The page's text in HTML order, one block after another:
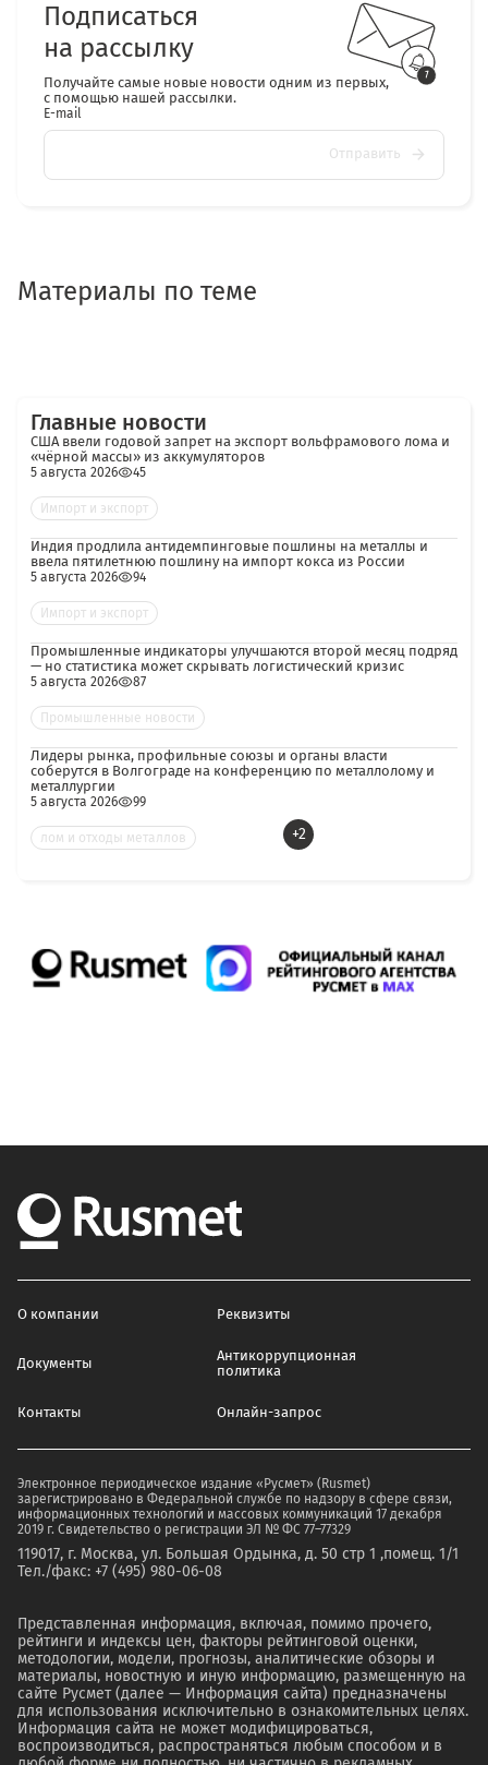
Подписаться
на рассылку
Получайте самые новые новости одним из первых,
с помощью нашей рассылки.
E-mail
Отправить
Материалы по теме
Главные новости
США ввели годовой запрет на экспорт вольфрамового лома и
«чёрной массы» из аккумуляторов
5 августа 2026 45
Импорт и экспорт
Индия продлила антидемпинговые пошлины на металлы и
ввела пятилетнюю пошлину на импорт кокса из России
5 августа 2026 94
Импорт и экспорт
Промышленные индикаторы улучшаются второй месяц подряд
— но статистика может скрывать логистический кризис
5 августа 2026 87
Промышленные новости
Лидеры рынка, профильные союзы и органы власти
соберутся в Волгограде на конференцию по металлолому и
металлургии
5 августа 2026 99
лом и отходы металлов +2
О компании Реквизиты
Документы
Антикоррупционная
политика
Контакты Онлайн-запрос
Электронное периодическое издание «Русмет» (Rusmet)
зарегистрировано в Федеральной службе по надзору в сфере связи,
информационных технологий и массовых коммуникаций 17 декабря
2019 г. Свидетельство о регистрации ЭЛ № ФС 77–77329
119017, г. Москва, ул. Большая Ордынка, д. 50 стр 1 ,помещ. 1/1
Тел./факс: +7 (495) 980-06-08
Представленная информация, включая, помимо прочего,
рейтинги и индексы цен, факторы рейтинговой оценки,
методологии, модели, прогнозы, аналитические обзоры и
материалы, новостную и иную информацию, размещенную на
сайте Русмет (далее — Информация сайта) предназначены
для использования исключительно в ознакомительных целях.
Информация сайта не может модифицироваться,
воспроизводиться, распространяться любым способом и в